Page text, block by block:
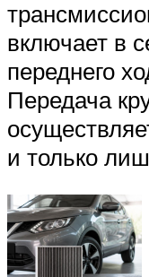
включает в
переднего
Передача
и только